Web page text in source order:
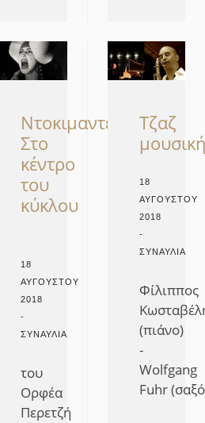
Nτοκιμαντέρ:
Στο
κέντρο
του
κύκλου
18
ΑΥΓΟΎΣΤΟΥ
2018
-
ΣΥΝΑΥΛΊΑ
του
Ορφέα
Περετζή
Τζαζ
18
ΑΥΓΟΎΣΤΟΥ
2018
-
ΣΥΝΑΥΛΊΑ
Φίλιππος
(πιάνο)
-
Wolfgang
Fuhr